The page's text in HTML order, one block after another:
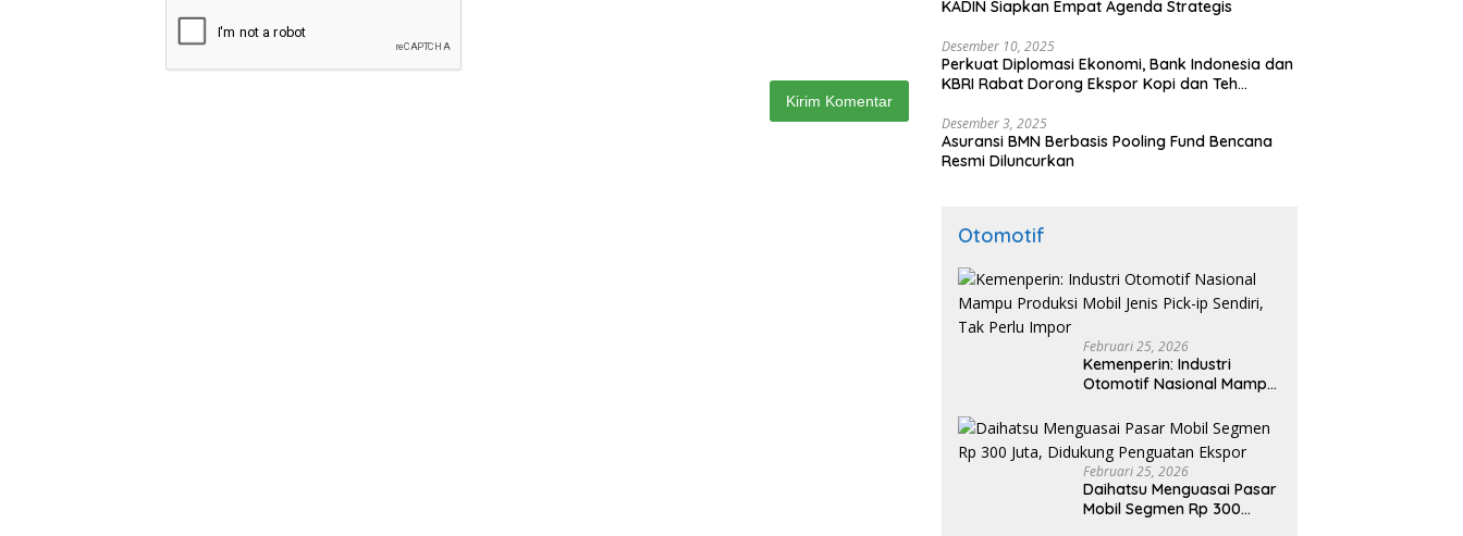
KADIN Siapkan Empat Agenda Strategis
Desember 10, 2025
Perkuat Diplomasi Ekonomi, Bank Indonesia dan
KBRI Rabat Dorong Ekspor Kopi dan Teh
Desember 3, 2025
Asuransi BMN Berbasis Pooling Fund Bencana
Resmi Diluncurkan
Otomotif
Februari 25, 2026
Kemenperin: Industri
Otomotif Nasional Mampu
ip Sendiri, Tak Perlu Impor
Februari 25, 2026
Daihatsu Menguasai Pasar
Mobil Segmen Rp 300